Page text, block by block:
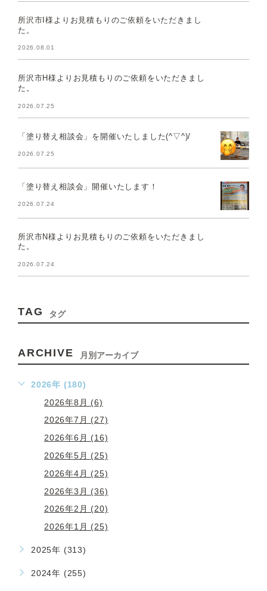
所沢市I様よりお見積もりのご依頼をいただきまし
た。
2026.08.01
所沢市H様よりお見積もりのご依頼をいただきまし
た。
2026.07.25
「塗り替え相談会」を開催いたしました(^▽^)/
2026.07.25
「塗り替え相談会」開催いたします！
2026.07.24
所沢市N様よりお見積もりのご依頼をいただきまし
た。
2026.07.24
TAG タグ
ARCHIVE 月別アーカイブ
2026年 (180)
2026年8月 (6)
2026年7月 (27)
2026年6月 (16)
2026年5月 (25)
2026年4月 (25)
2026年3月 (36)
2026年2月 (20)
2026年1月 (25)
2025年 (313)
2024年 (255)